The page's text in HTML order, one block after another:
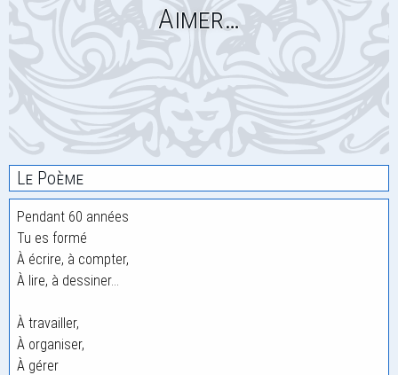
Aimer…
Le Poème
Pendant 60 années
Tu es formé
À écrire, à compter,
À lire, à dessiner…
À travailler,
À organiser,
À gérer